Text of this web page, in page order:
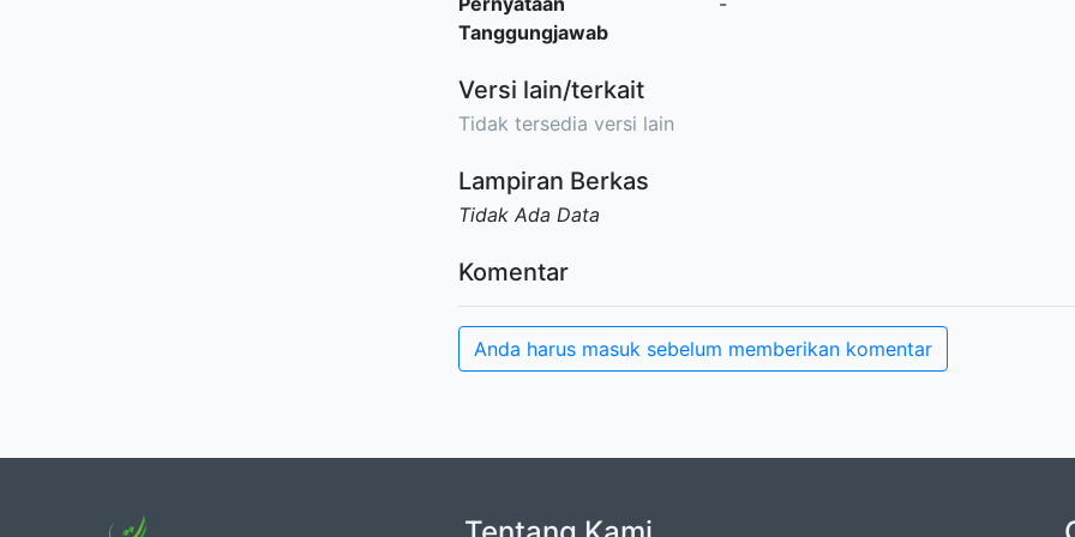
Tanggungjawab
Versi lain/terkait
Tidak tersedia versi lain
Lampiran Berkas
Tidak Ada Data
Komentar
Anda harus masuk sebelum memberikan komentar